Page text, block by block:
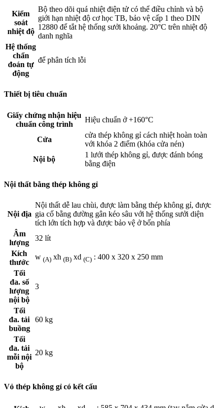
Kiểm
soát
nhiệt độ
Bộ theo dõi quá nhiệt điện tử có thể điều chỉnh và bộ
giới hạn nhiệt độ cơ học TB, bảo vệ cấp 1 theo DIN
12880 để tắt hệ thống sưởi khoảng. 20°C trên nhiệt độ
danh nghĩa
Hệ thống
chẩn
đoán tự
động
để phân tích lỗi
Thiết bị tiêu chuẩn
Giấy chứng nhận hiệu
chuẩn công trình
Hiệu chuẩn ở +160°C
Cửa
cửa thép không gỉ cách nhiệt hoàn toàn
với khóa 2 điểm (khóa cửa nén)
Nội bộ
1 lưới thép không gỉ, được đánh bóng
bằng điện
Nội thất bằng thép không gỉ
Nội địa
Nội thất dễ lau chùi, được làm bằng thép không gỉ, được
gia cố bằng đường gân kéo sâu với hệ thống sưởi diện
tích lớn tích hợp và được bảo vệ ở bốn phía
Âm
lượng
32 lít
Kích
thước
w (A) xh (B) xd (C) : 400 x 320 x 250 mm
Tối
đa. số
lượng
nội bộ
3
Tối
đa. tải
buồng
60 kg
Tối
đa. tải
mỗi nội
bộ
20 kg
Vỏ thép không gỉ có kết cấu